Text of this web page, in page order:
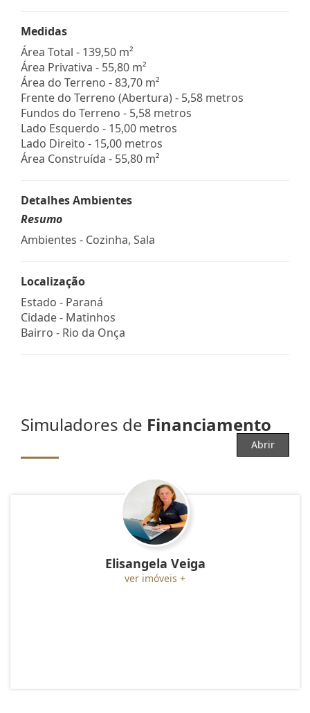
Medidas
Área Total - 139,50 m²
Área Privativa - 55,80 m²
Área do Terreno - 83,70 m²
Frente do Terreno (Abertura) - 5,58 metros
Fundos do Terreno - 5,58 metros
Lado Esquerdo - 15,00 metros
Lado Direito - 15,00 metros
Área Construída - 55,80 m²
Detalhes Ambientes
Resumo
Ambientes - Cozinha, Sala
Localização
Estado - Paraná
Cidade - Matinhos
Bairro - Rio da Onça
Simuladores de Financiamento
Abrir
Elisangela Veiga
ver imóveis +